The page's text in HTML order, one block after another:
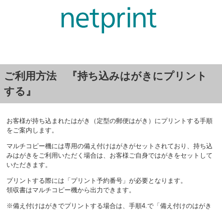
ご利用方法 『持ち込みはがきにプリント
する』
お客様が持ち込まれたはがき（定型の郵便はがき）にプリントする手順
をご案内します。
マルチコピー機には専用の備え付けはがきがセットされており、持ち込
みはがきをご利用いただく場合は、お客様ご自身ではがきをセットして
いただきます。
プリントする際には「プリント予約番号」が必要となります。
領収書はマルチコピー機から出力できます。
※備え付けはがきでプリントする場合は、手順4.で「備え付けのはがき